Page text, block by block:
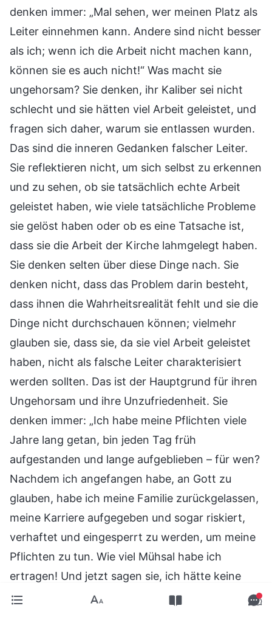
denken immer: „Mal sehen, wer meinen Platz als
Leiter einnehmen kann. Andere sind nicht besser
als ich; wenn ich die Arbeit nicht machen kann,
können sie es auch nicht!“ Was macht sie
ungehorsam? Sie denken, ihr Kaliber sei nicht
schlecht und sie hätten viel Arbeit geleistet, und
fragen sich daher, warum sie entlassen wurden.
Das sind die inneren Gedanken falscher Leiter.
Sie reflektieren nicht, um sich selbst zu erkennen
und zu sehen, ob sie tatsächlich echte Arbeit
geleistet haben, wie viele tatsächliche Probleme
sie gelöst haben oder ob es eine Tatsache ist,
dass sie die Arbeit der Kirche lahmgelegt haben.
Sie denken selten über diese Dinge nach. Sie
denken nicht, dass das Problem darin besteht,
dass ihnen die Wahrheitsrealität fehlt und sie die
Dinge nicht durchschauen können; vielmehr
glauben sie, dass sie, da sie viel Arbeit geleistet
haben, nicht als falsche Leiter charakterisiert
werden sollten. Das ist der Hauptgrund für ihren
Ungehorsam und ihre Unzufriedenheit. Sie
denken immer: „Ich habe meine Pflichten viele
Jahre lang getan, bin jeden Tag früh
aufgestanden und lange aufgeblieben – für wen?
Nachdem ich angefangen habe, an Gott zu
glauben, habe ich meine Familie zurückgelassen,
meine Karriere aufgegeben und sogar riskiert,
verhaftet und eingesperrt zu werden, um meine
Pflichten zu tun. Wie viel Mühsal habe ich
ertragen! Und jetzt sagen sie, ich hätte keine
tatsächliche Arbeit geleistet, und entlassen mich